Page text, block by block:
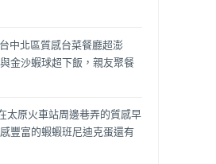
中北區質感台菜餐廳超澎
金沙蝦球超下飯，親友聚餐
太原火車站周邊巷弄的質感早
豐富的蝦蝦班尼迪克蛋還有